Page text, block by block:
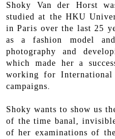
Shoky Van der Horst
studied at the HKU
in Paris over the last 25
as a fashion model
photography and
which made her a
working for International
campaigns.
Shoky wants to show us
of the time banal,
of her examinations of